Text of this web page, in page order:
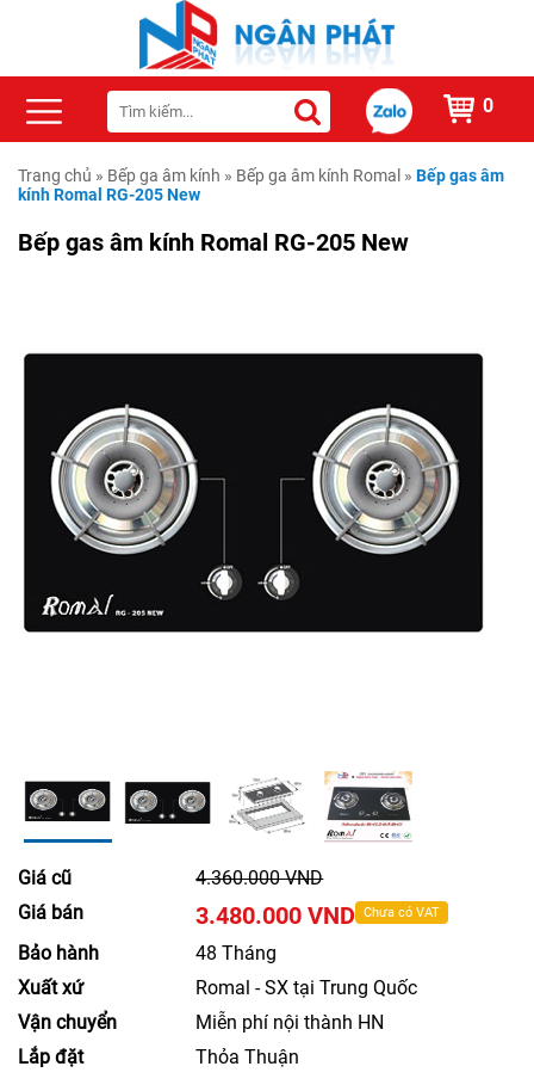
0
Trang chủ » Bếp ga âm kính » Bếp ga âm kính Romal » Bếp gas âm
kính Romal RG-205 New
Bếp gas âm kính Romal RG-205 New
Giá cũ
4.360.000 VND
Giá bán
3.480.000 VND Chưa có VAT
Bảo hành
48 Tháng
Xuất xứ
Romal - SX tại Trung Quốc
Vận chuyển
Miễn phí nội thành HN
Lắp đặt
Thỏa Thuận